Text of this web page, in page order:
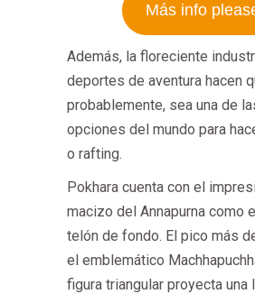
Más info
Además, la floreciente
deportes de aventura hacen
probablemente, sea una de
opciones del mundo para
o rafting.
Pokhara cuenta con el
macizo del Annapurna como
telón de fondo. El pico más
el emblemático
figura triangular proyecta una